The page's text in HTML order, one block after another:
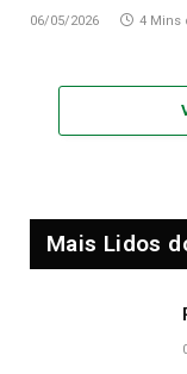
06/05/2026 4 Mins
Mais Lidos